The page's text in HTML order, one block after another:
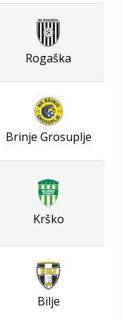
Rogaška
Brinje Grosuplje
Krško
Bilje